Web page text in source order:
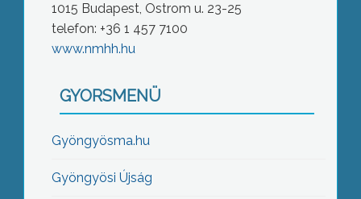
1015 Budapest, Ostrom u. 23-25
telefon: +36 1 457 7100
www.nmhh.hu
GYORSMENÜ
Gyöngyösma.hu
Gyöngyösi Újság